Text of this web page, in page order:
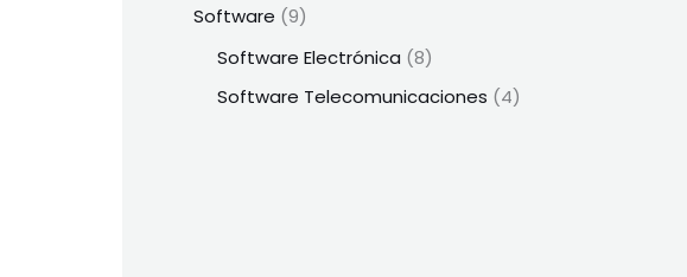
Software (9)
Software Electrónica (8)
Software Telecomunicaciones (4)